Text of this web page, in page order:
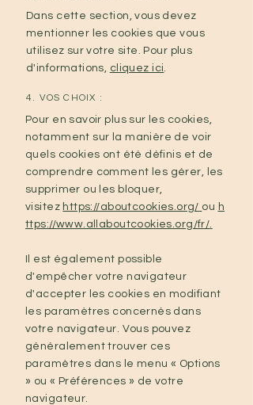
Dans cette section, vous devez
mentionner les cookies que vous
utilisez sur votre site. Pour plus
d'informations, cliquez ici.
4. VOS CHOIX :
Pour en savoir plus sur les cookies,
notamment sur la manière de voir
quels cookies ont été définis et de
comprendre comment les gérer, les
supprimer ou les bloquer,
visitez https://aboutcookies.org/ ou h
ttps://www.allaboutcookies.org/fr/.
Il est également possible
d'empêcher votre navigateur
d'accepter les cookies en modifiant
les paramètres concernés dans
votre navigateur. Vous pouvez
généralement trouver ces
paramètres dans le menu « Options
» ou « Préférences » de votre
navigateur.